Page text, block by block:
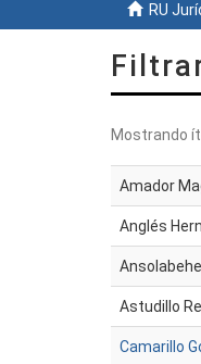
RU
Mostrando
Amador
Anglés
Astudillo
Camarillo